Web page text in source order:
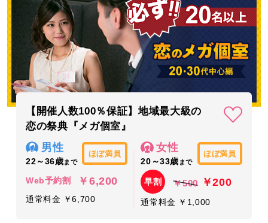
【開催人数100％保証】地域最大級の
恋の祭典『メガ個室』
男性
22～36歳まで
ほぼ満員
Web予約割 ￥6,200
通常料金 ￥6,700
女性
20～33歳 まで
ほぼ満員
早割 ￥500 ￥200
通常料金 ￥1,000